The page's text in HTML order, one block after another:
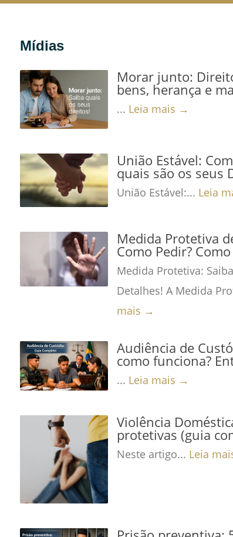
Mídias
Morar junto:
bens, herança e
... Leia mais →
União Estável:
quais são os seus
União Estável:... Leia
Medida Protetiva
Como Pedir?
Medida Protetiva:
Detalhes! A Medida
mais →
Audiência de
como funciona?
... Leia mais →
Violência
protetivas (guia
Neste artigo... Leia